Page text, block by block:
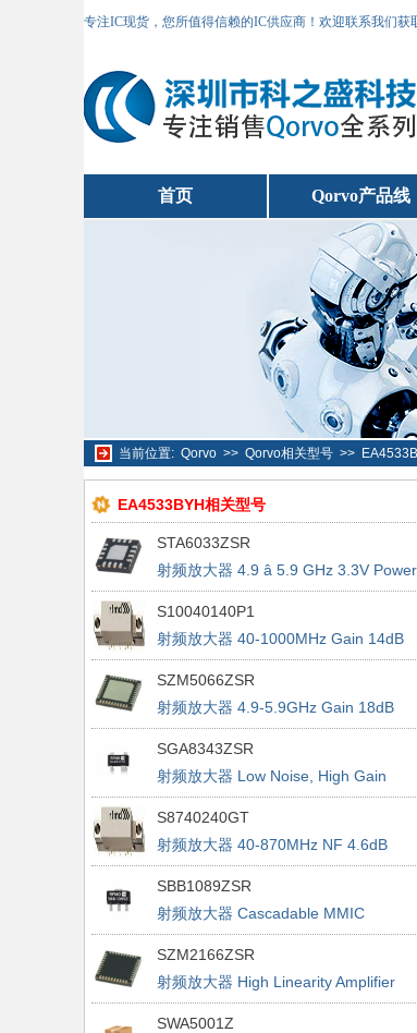
专注IC现货，您所值得信赖的IC供应商！欢迎联系我们
首页 Qorvo产品线
当前位置: Qorvo >> Qorvo相关型号 >>
EA4533BYH相关型号
STA6033ZSR
射频放大器 4.9 â 5.9 GHz 3.3V Power
Amplifier
S10040140P1
射频放大器 40-1000MHz Gain 14dB
NF 4.5dB GaAs
SZM5066ZSR
射频放大器 4.9-5.9GHz Gain 18dB
SGA8343ZSR
射频放大器 Low Noise, High Gain
SiGe HBT
S8740240GT
射频放大器 40-870MHz NF 4.6dB
Gain 24.5dB GaAs
SBB1089ZSR
射频放大器 Cascadable MMIC
Amplifier, LEAD FREE
SZM2166ZSR
射频放大器 High Linearity Amplifier
SWA5001Z